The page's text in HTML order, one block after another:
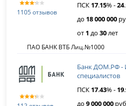
1105 отзывов
ПСК 17.15% -24.
до 18 000 000
от 1 до30лет
ПАО БАНК ВТБ Лиц.№1000
Банк ДОМ.РФ -
специалистов
ПСК 17.43% - 19.
до9 000 000